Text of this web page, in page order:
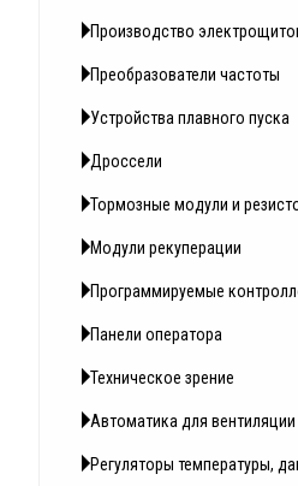
Производство
Преобразователи частоты
Устройства плавного пуска
Дроссели
Тормозные модули и
Модули рекуперации
Программируемые
Панели оператора
Техническое зрение
Автоматика для вентиляции
Регуляторы температуры,